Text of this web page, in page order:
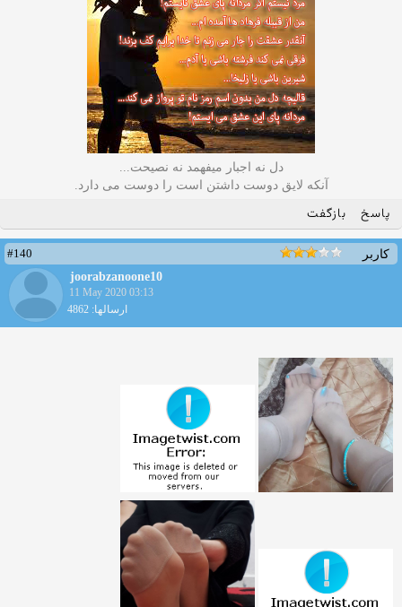
دل نه اجبار میفهمد نه نصیحت...
آنکه لایق دوست داشتن است را دوست می دارد.
پاسخ بازگفت
کاربر
#140
joorabzanoone10
11 May 2020 03:13
ارسالها: 4862